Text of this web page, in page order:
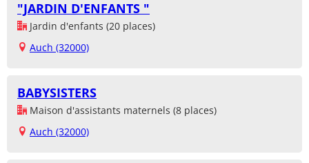
"JARDIN D'ENFANTS "
Jardin d'enfants (20 places)
Auch (32000)
BABYSISTERS
Maison d'assistants maternels (8 places)
Auch (32000)